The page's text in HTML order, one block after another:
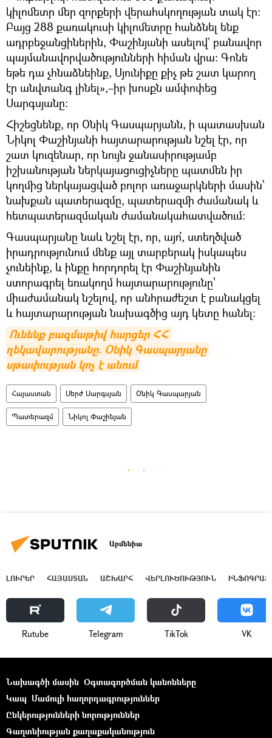
կիլոմետր մեր զորքերի վերահսկողության տակ էր:
Բայց 288 քառակուսի կիլոմետրը հանձնել ենք
ադրբեջանցիներին, Փաշինյանի ասելով` բանավոր
պայմանավորվածությունների հիման վրա։ Գոնե
եթե դա չհնաձնեինք, Սյունիքը քիչ թե շատ կարող
էր անվտանգ լինել»,–իր խոսքն ամփոփեց
Սարգսյանը։
Հիշեցնենք, որ Օնիկ Գասպարյանն, ի պատասխան
Նիկոլ Փաշինյանի հայտարարության նշել էր, որ
շատ կուզենար, որ նույն ջանասիրությամբ
իշխանության ներկայացուցիչները պատմեն իր
կողմից ներկայացված բոլոր առաջարկների մասին՝
նախքան պատերազմը, պատերազմի ժամանակ և
հետպատերազմական ժամանակահատվածում։
Գասպարյանը նաև նշել էր, որ, այո՛, ստեղծված
իրադրությունում մենք այլ տարբերակ իսկապես
չունեինք, և ինքը հորդորել էր Փաշինյանին
ստորագրել եռակողմ հայտարարությունը՝
միաժամանակ նշելով, որ անհրաժեշտ է բանակցել
և հայտարարության նախագծից այդ կետը հանել։
Ունենք բազմաթիվ հարցեր ՀՀ
ղեկավարությանը. Օնիկ Գասպարյանը
սթափության կոչ է անում
Հայաստան Սերժ Սարգսյան Օնիկ Գասպարյան
Պատերազմ Նիկոլ Փաշինյան
Արմենիա
ԼՈՒՐԵՐ ՀԱՅԱՍՏԱՆ ԱՇԽԱՐՀ ՎԵՐԼՈՒԾՈՒԹՅՈՒՆ
Rutube Telegram ТikТоk VK
Նախագծի մասին Օգտագործման կանոնները
Կապ Մամուլի հաղորդագրություններ
Ընկերությունների նորություններ
Գաղտնիության քաղաքականություն